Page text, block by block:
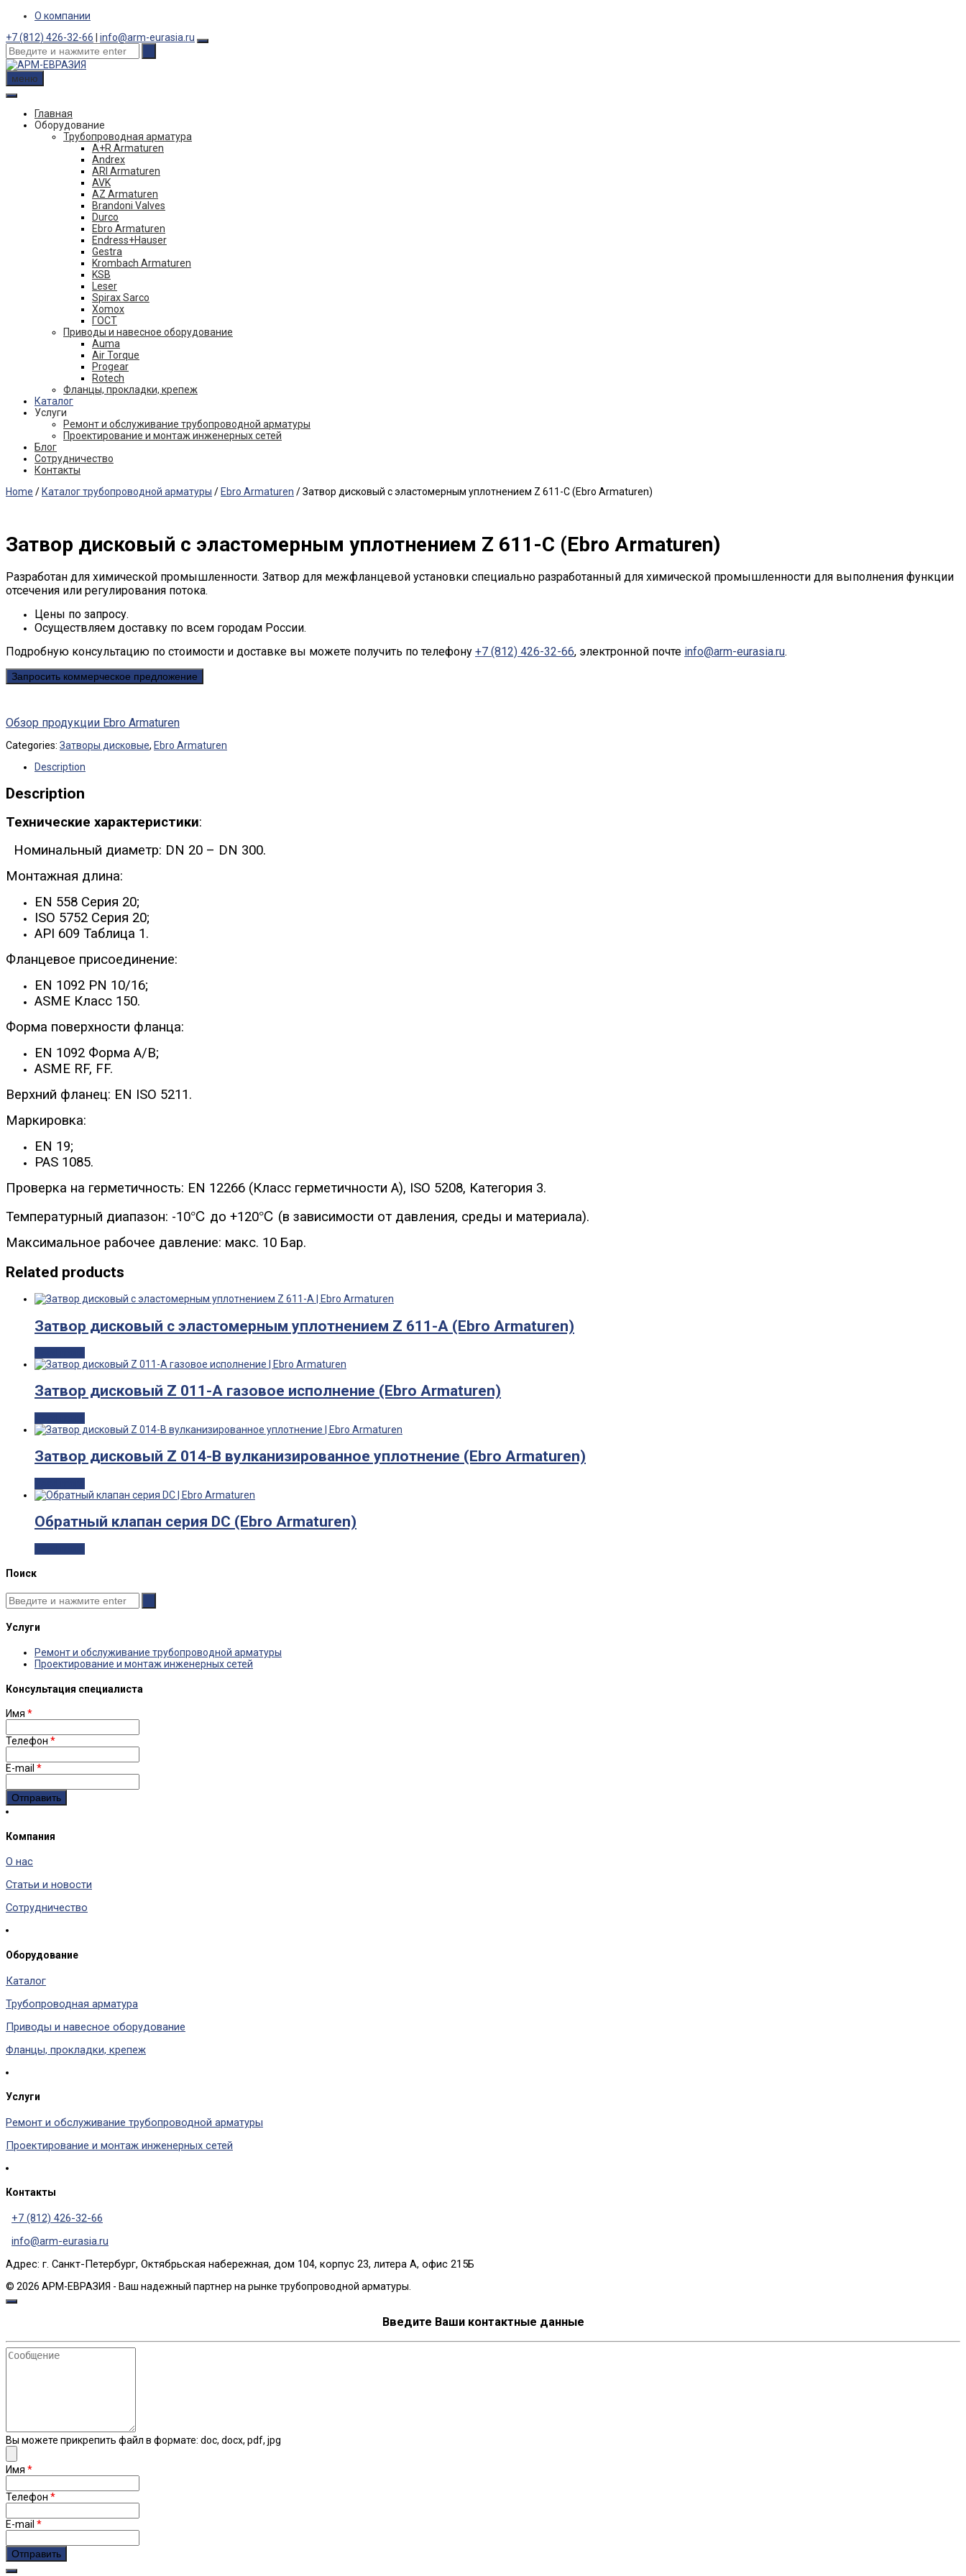
Skip
content
О компании
+7 (812) 426-32-66
info@arm-eurasia.ru
меню
Главная
Оборудование
Трубопроводная арматура
A+R Armaturen
Andrex
ARI Armaturen
AVK
AZ Armaturen
Brandoni Valves
Durco
Ebro Armaturen
Endress+Hauser
Gestra
Krombach Armaturen
KSB
Leser
Spirax Sarco
Xomox
ГОСТ
Приводы и навесное оборудование
Auma
Air Torque
Progear
Rotech
Фланцы, прокладки, крепеж
Каталог
Услуги
Ремонт и обслуживание трубопроводной арматуры
Проектирование и монтаж инженерных сетей
Блог
Сотрудничество
Контакты
Home / Каталог трубопроводной арматуры / Ebro Armaturen / Затвор дисковый с эластомерным уплотнением Z 611-C (Ebro Armaturen)
Затвор дисковый с эластомерным уплотнением Z 611-C (Ebro Armaturen)
Разработан для химической промышленности. Затвор для межфланцевой установки специально разработанный для химической промышленности для выполнения функции
отсечения или регулирования потока.
Цены по запросу.
Осуществляем доставку по всем городам России.
Подробную консультацию по стоимости и доставке вы можете получить по телефону +7 (812) 426-32-66, электронной почте info@arm-eurasia.ru.
Запросить коммерческое предложение
Обзор продукции Ebro Armaturen
Categories: Затворы дисковые, Ebro Armaturen
Description
Description
Технические характеристики:
Номинальный диаметр: DN 20 – DN 300.
Монтажная длина:
EN 558 Серия 20;
ISO 5752 Серия 20;
API 609 Таблица 1.
Фланцевое присоединение:
EN 1092 PN 10/16;
ASME Класс 150.
Форма поверхности фланца:
EN 1092 Форма А/B;
ASME RF, FF.
Верхний фланец: EN ISO 5211.
Маркировка:
EN 19;
PAS 1085.
Проверка на герметичность: EN 12266 (Класс герметичности A), ISO 5208, Категория 3.
Температурный диапазон: -10℃ до +120℃ (в зависимости от давления, среды и материала).
Максимальное рабочее давление: макс. 10 Бар.
Related products
Затвор дисковый с эластомерным уплотнением Z 611-A (Ebro Armaturen)
Затвор дисковый Z 011-A газовое исполнение (Ebro Armaturen)
Затвор дисковый Z 014-B вулканизированное уплотнение (Ebro Armaturen)
Обратный клапан серия DC (Ebro Armaturen)
Поиск
Услуги
Ремонт и обслуживание трубопроводной арматуры
Проектирование и монтаж инженерных сетей
Консультация специалиста
Имя *
Телефон *
E-mail *
Компания
О нас
Статьи и новости
Сотрудничество
Оборудование
Каталог
Трубопроводная арматура
Приводы и навесное оборудование
Фланцы, прокладки, крепеж
Услуги
Ремонт и обслуживание трубопроводной арматуры
Проектирование и монтаж инженерных сетей
Контакты
+7 (812) 426-32-66
info@arm-eurasia.ru
Адрес: г. Санкт-Петербург, Октябрьская набережная, дом 104, корпус 23, литера А, офис 215Б
© 2026 АРМ-ЕВРАЗИЯ - Ваш надежный партнер на рынке трубопроводной арматуры.
Введите Ваши контактные данные
Сообщение
Вы можете прикрепить файл в формате: doc, docx, pdf, jpg
Имя *
Телефон *
E-mail *